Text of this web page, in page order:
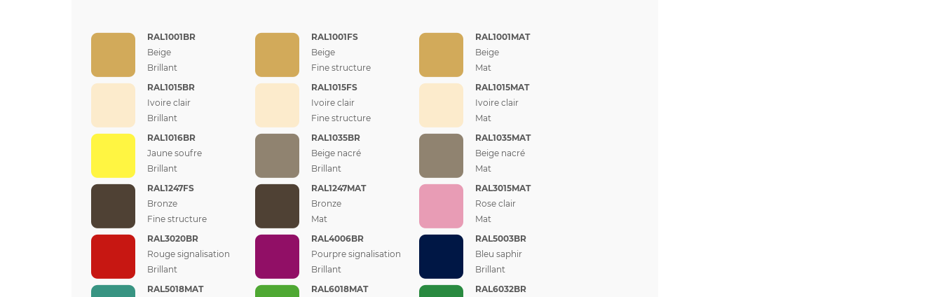
RAL1001BR
Beige
Brillant
RAL1001FS
Beige
Fine structure
RAL1001MAT
Beige
Mat
RAL1015BR
Ivoire clair
Brillant
RAL1015FS
Ivoire clair
Fine structure
RAL1015MAT
Ivoire clair
Mat
RAL1016BR
Jaune soufre
Brillant
RAL1035BR
Beige nacré
Brillant
RAL1035MAT
Beige nacré
Mat
RAL1247FS
Bronze
Fine structure
RAL1247MAT
Bronze
Mat
RAL3015MAT
Rose clair
Mat
RAL3020BR
Rouge signalisation
Brillant
RAL4006BR
Pourpre signalisation
Brillant
RAL5003BR
Bleu saphir
Brillant
RAL5018MAT
RAL6018MAT
RAL6032BR